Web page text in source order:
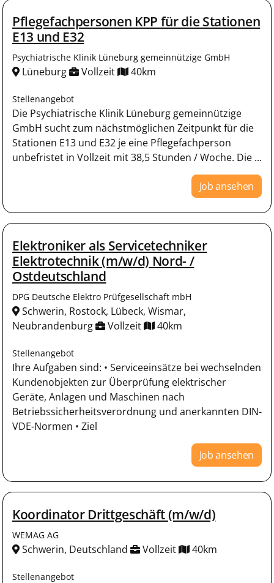
Pflegefachpersonen KPP für die Stationen
E13 und E32
Psychiatrische Klinik Lüneburg gemeinnützige GmbH
Lüneburg Vollzeit 40km
Stellenangebot
Die Psychiatrische Klinik Lüneburg gemeinnützige
GmbH sucht zum nächstmöglichen Zeitpunkt für die
Stationen E13 und E32 je eine Pflegefachperson
unbefristet in Vollzeit mit 38,5 Stunden / Woche. Die ...
Job ansehen
Elektroniker als Servicetechniker
Elektrotechnik (m/w/d) Nord- /
Ostdeutschland
DPG Deutsche Elektro Prüfgesellschaft mbH
Schwerin, Rostock, Lübeck, Wismar,
Neubrandenburg
Vollzeit 40km
Stellenangebot
Ihre Aufgaben sind: • Serviceeinsätze bei wechselnden
Kundenobjekten zur Überprüfung elektrischer
Geräte, Anlagen und Maschinen nach
Betriebssicherheitsverordnung und anerkannten DIN-
VDE-Normen • Ziel
Job ansehen
Koordinator Drittgeschäft (m/w/d)
WEMAG AG
Schwerin, Deutschland Vollzeit 40km
Stellenangebot